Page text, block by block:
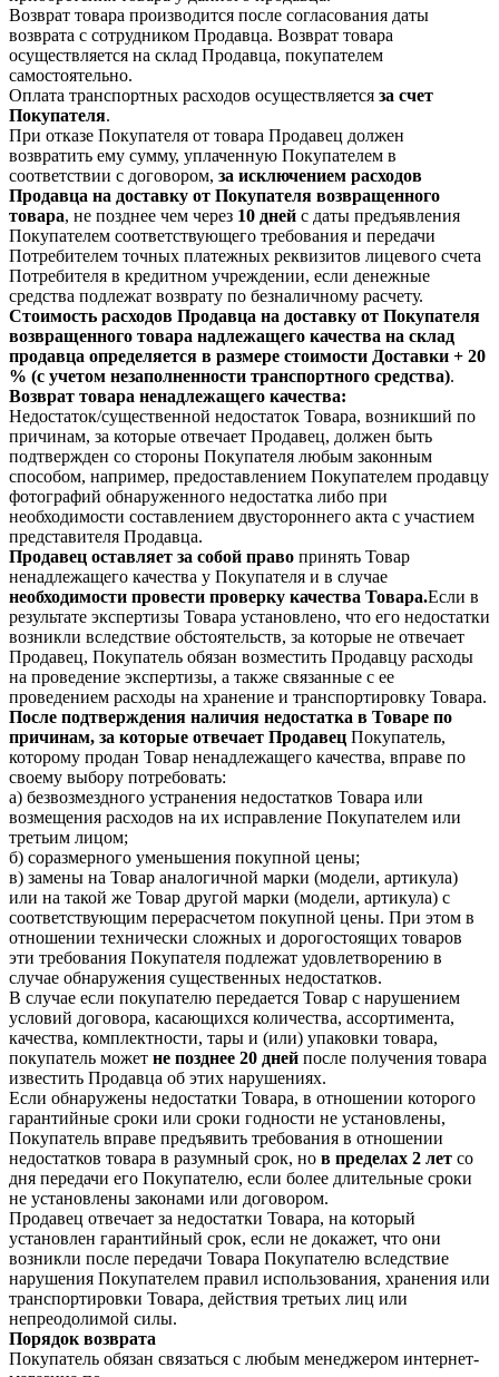
Возврат товара производится после согласования даты
возврата с сотрудником Продавца. Возврат товара
осуществляется на склад Продавца, покупателем
самостоятельно.
Оплата транспортных расходов осуществляется за счет
Покупателя.
При отказе Покупателя от товара Продавец должен
возвратить ему сумму, уплаченную Покупателем в
соответствии с договором, за исключением расходов
Продавца на доставку от Покупателя возвращенного
товара, не позднее чем через 10 дней с даты предъявления
Покупателем соответствующего требования и передачи
Потребителем точных платежных реквизитов лицевого счета
Потребителя в кредитном учреждении, если денежные
средства подлежат возврату по безналичному расчету.
Стоимость расходов Продавца на доставку от Покупателя
возвращенного товара надлежащего качества на склад
продавца определяется в размере стоимости Доставки + 20
% (с учетом незаполненности транспортного средства).
Возврат товара ненадлежащего качества:
Недостаток/существенной недостаток Товара, возникший по
причинам, за которые отвечает Продавец, должен быть
подтвержден со стороны Покупателя любым законным
способом, например, предоставлением Покупателем продавцу
фотографий обнаруженного недостатка либо при
необходимости составлением двустороннего акта с участием
представителя Продавца.
Продавец оставляет за собой право принять Товар
ненадлежащего качества у Покупателя и в случае
необходимости провести проверку качества Товара.Если в
результате экспертизы Товара установлено, что его недостатки
возникли вследствие обстоятельств, за которые не отвечает
Продавец, Покупатель обязан возместить Продавцу расходы
на проведение экспертизы, а также связанные с ее
проведением расходы на хранение и транспортировку Товара.
После подтверждения наличия недостатка в Товаре по
причинам, за которые отвечает Продавец Покупатель,
которому продан Товар ненадлежащего качества, вправе по
своему выбору потребовать:
а) безвозмездного устранения недостатков Товара или
возмещения расходов на их исправление Покупателем или
третьим лицом;
б) соразмерного уменьшения покупной цены;
в) замены на Товар аналогичной марки (модели, артикула)
или на такой же Товар другой марки (модели, артикула) с
соответствующим перерасчетом покупной цены. При этом в
отношении технически сложных и дорогостоящих товаров
эти требования Покупателя подлежат удовлетворению в
случае обнаружения существенных недостатков.
В случае если покупателю передается Товар с нарушением
условий договора, касающихся количества, ассортимента,
качества, комплектности, тары и (или) упаковки товара,
покупатель может не позднее 20 дней после получения товара
известить Продавца об этих нарушениях.
Если обнаружены недостатки Товара, в отношении которого
гарантийные сроки или сроки годности не установлены,
Покупатель вправе предъявить требования в отношении
недостатков товара в разумный срок, но в пределах 2 лет со
дня передачи его Покупателю, если более длительные сроки
не установлены законами или договором.
Продавец отвечает за недостатки Товара, на который
установлен гарантийный срок, если не докажет, что они
возникли после передачи Товара Покупателю вследствие
нарушения Покупателем правил использования, хранения или
транспортировки Товара, действия третьих лиц или
непреодолимой силы.
Порядок возврата
Покупатель обязан связаться с любым менеджером интернет-